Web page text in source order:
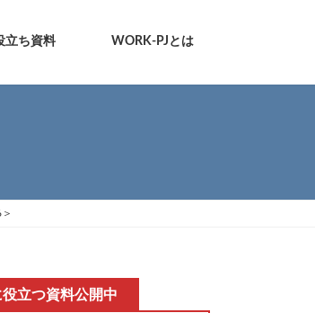
立ち資料 WORK-PJとは
立つ資料公開中